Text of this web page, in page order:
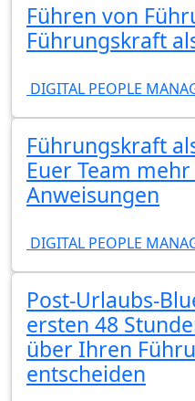
Führen von
Führungskraft
DIGITAL PEOPLE
Führungskraft
Euer Team
Anweisungen
DIGITAL PEOPLE
Post-Urlaubs-
ersten 48
über Ihren
entscheiden